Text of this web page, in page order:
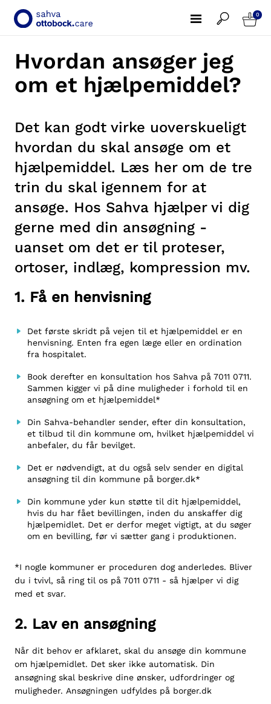
0
Hvordan ansøger jeg
om et hjælpemiddel?
Det kan godt virke uoverskueligt
hvordan du skal ansøge om et
hjælpemiddel. Læs her om de tre
trin du skal igennem for at
ansøge. Hos Sahva hjælper vi dig
gerne med din ansøgning -
uanset om det er til proteser,
ortoser, indlæg, kompression mv.
1. Få en henvisning
Det første skridt på vejen til et hjælpemiddel er en
henvisning. Enten fra egen læge eller en ordination
fra hospitalet.
Book derefter en konsultation hos Sahva på 7011 0711.
Sammen kigger vi på dine muligheder i forhold til en
ansøgning om et hjælpemiddel*
Din Sahva-behandler sender, efter din konsultation,
et tilbud til din kommune om, hvilket hjælpemiddel vi
anbefaler, du får bevilget.
Det er nødvendigt, at du også selv sender en digital
ansøgning til din kommune på borger.dk*
Din kommune yder kun støtte til dit hjælpemiddel,
hvis du har fået bevillingen, inden du anskaffer dig
hjælpemidlet. Det er derfor meget vigtigt, at du søger
om en bevilling, før vi sætter gang i produktionen.
*I nogle kommuner er proceduren dog anderledes. Bliver
du i tvivl, så ring til os på 7011 0711 - så hjælper vi dig
med et svar.
2. Lav en ansøgning
Når dit behov er afklaret, skal du ansøge din kommune
om hjælpemidlet. Det sker ikke automatisk. Din
ansøgning skal beskrive dine ønsker, udfordringer og
muligheder. Ansøgningen udfyldes på borger.dk